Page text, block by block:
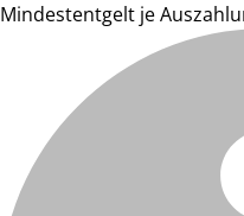
Mindestentgelt je